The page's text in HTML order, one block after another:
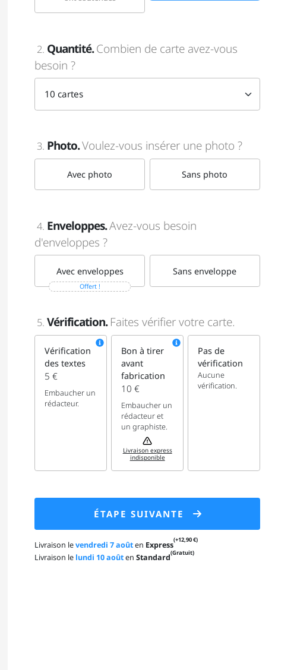
2. Quantité.Combien de carte avez-vous
besoin ?
3. Photo.Voulez-vous insérer une photo ?
Avec photo Sans photo
4. Enveloppes.Avez-vous besoin
d'enveloppes ?
Avec enveloppes
Offert !
Sans enveloppe
5. Vérification. Faites vérifier votre carte.
Vérification
des textes
5 €
Embaucher un
rédacteur.
Bon à tirer
avant
fabrication
10 €
Embaucher un
rédacteur et
un graphiste.
Livraison express
indisponible
Pas de
vérification
Aucune
vérification.
ÉTAPE SUIVANTE
Livraison levendredi 7 aoûten Express(+12,90 €)
Livraison le lundi 10 aoûtenStandard(Gratuit)